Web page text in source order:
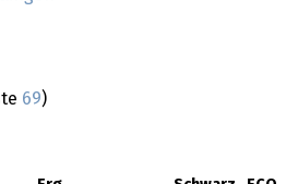
69)